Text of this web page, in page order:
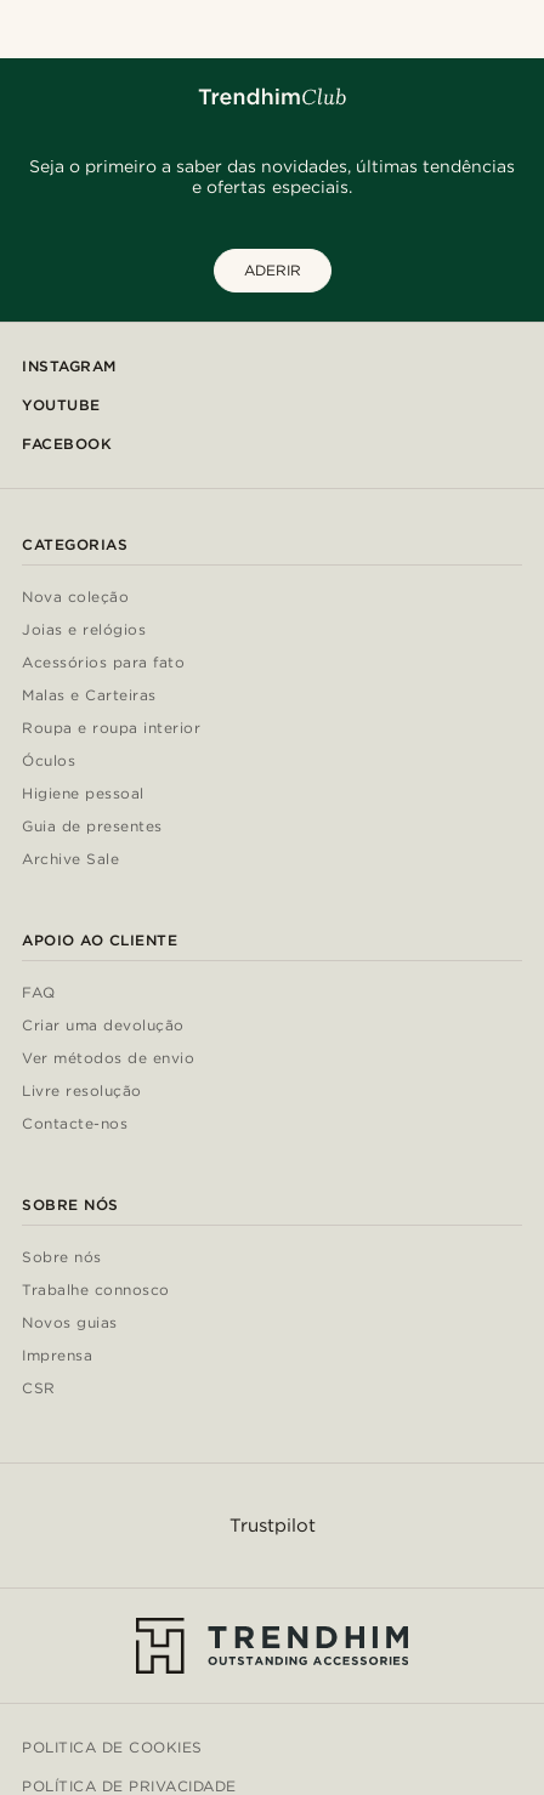
Seja o primeiro a saber das novidades, últimas tendências
e ofertas especiais.
ADERIR
INSTAGRAM
YOUTUBE
FACEBOOK
CATEGORIAS
Nova coleção
Joias e relógios
Acessórios para fato
Malas e Carteiras
Roupa e roupa interior
Óculos
Higiene pessoal
Guia de presentes
Archive Sale
APOIO AO CLIENTE
FAQ
Criar uma devolução
Ver métodos de envio
Livre resolução
Contacte-nos
SOBRE NÓS
Sobre nós
Trabalhe connosco
Novos guias
Imprensa
CSR
Trustpilot
POLITICA DE COOKIES
POLÍTICA DE PRIVACIDADE